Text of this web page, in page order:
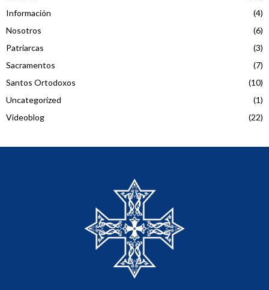
Información
(4)
Nosotros
(6)
Patriarcas
(3)
Sacramentos
(7)
Santos Ortodoxos
(10)
Uncategorized
(1)
Videoblog
(22)